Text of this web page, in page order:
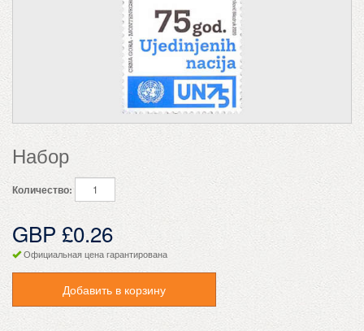
Набор
Количество:
GBP £0.26
Официальная цена гарантирована
Добавить в корзину